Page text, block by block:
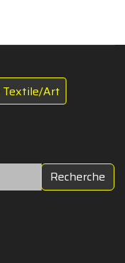
Textile/Art
Recherche